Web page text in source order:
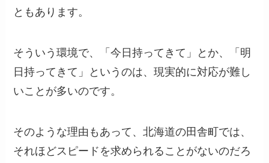
ともあります。
そういう環境で、「今日持ってきて」とか、「明
日持ってきて」というのは、現実的に対応が難し
いことが多いのです。
そのような理由もあって、北海道の田舎町では、
それほどスピードを求められることがないのだろ